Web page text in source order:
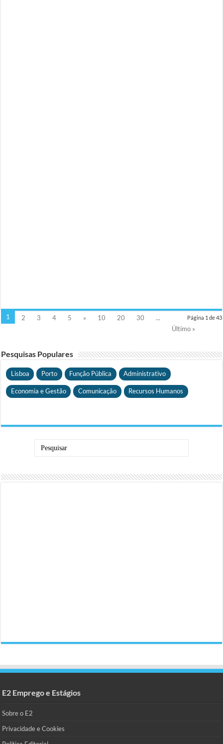
Página 1 de 43
1 2 3 4 5 » 10 20 30
...
Último »
Pesquisas Populares
Lisboa Porto Função Pública Administrativo
Economia e Gestão Comunicação Recursos Humanos
E2 Emprego e Estágios
Sobre o E2
Privacidade e Cookies